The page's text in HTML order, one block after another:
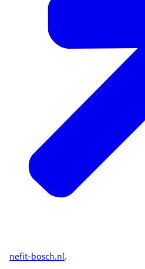
nefit-bosch.nl.